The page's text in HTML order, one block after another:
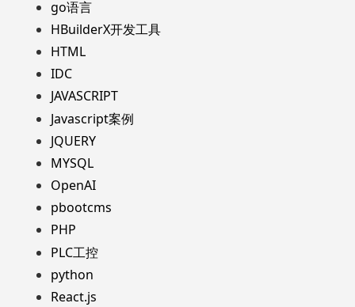
go语言
HBuilderX开发工具
HTML
IDC
JAVASCRIPT
Javascript案例
JQUERY
MYSQL
OpenAI
pbootcms
PHP
PLC工控
python
React.js